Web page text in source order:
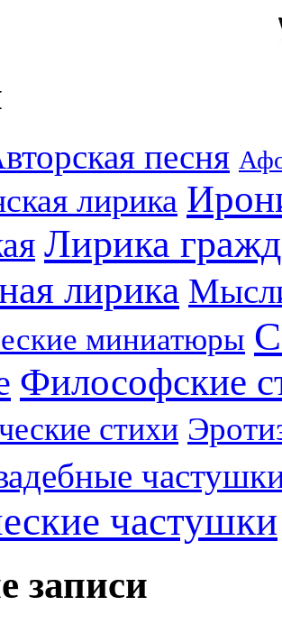
песня
лирика
Лирика
лирика
миниатюры
Философские
стихи
частушки
записи